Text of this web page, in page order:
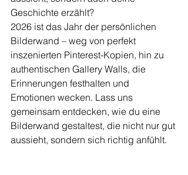
Geschichte erzählt?
2026 ist das Jahr der persönlichen
Bilderwand – weg von perfekt
inszenierten Pinterest-Kopien, hin zu
authentischen Gallery Walls, die
Erinnerungen festhalten und
Emotionen wecken. Lass uns
gemeinsam entdecken, wie du eine
Bilderwand gestaltest, die nicht nur gut
aussieht, sondern sich richtig anfühlt.